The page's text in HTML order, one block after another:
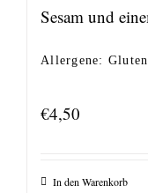
Sesam und
Allergene:
€4,50
In den Warenkorb